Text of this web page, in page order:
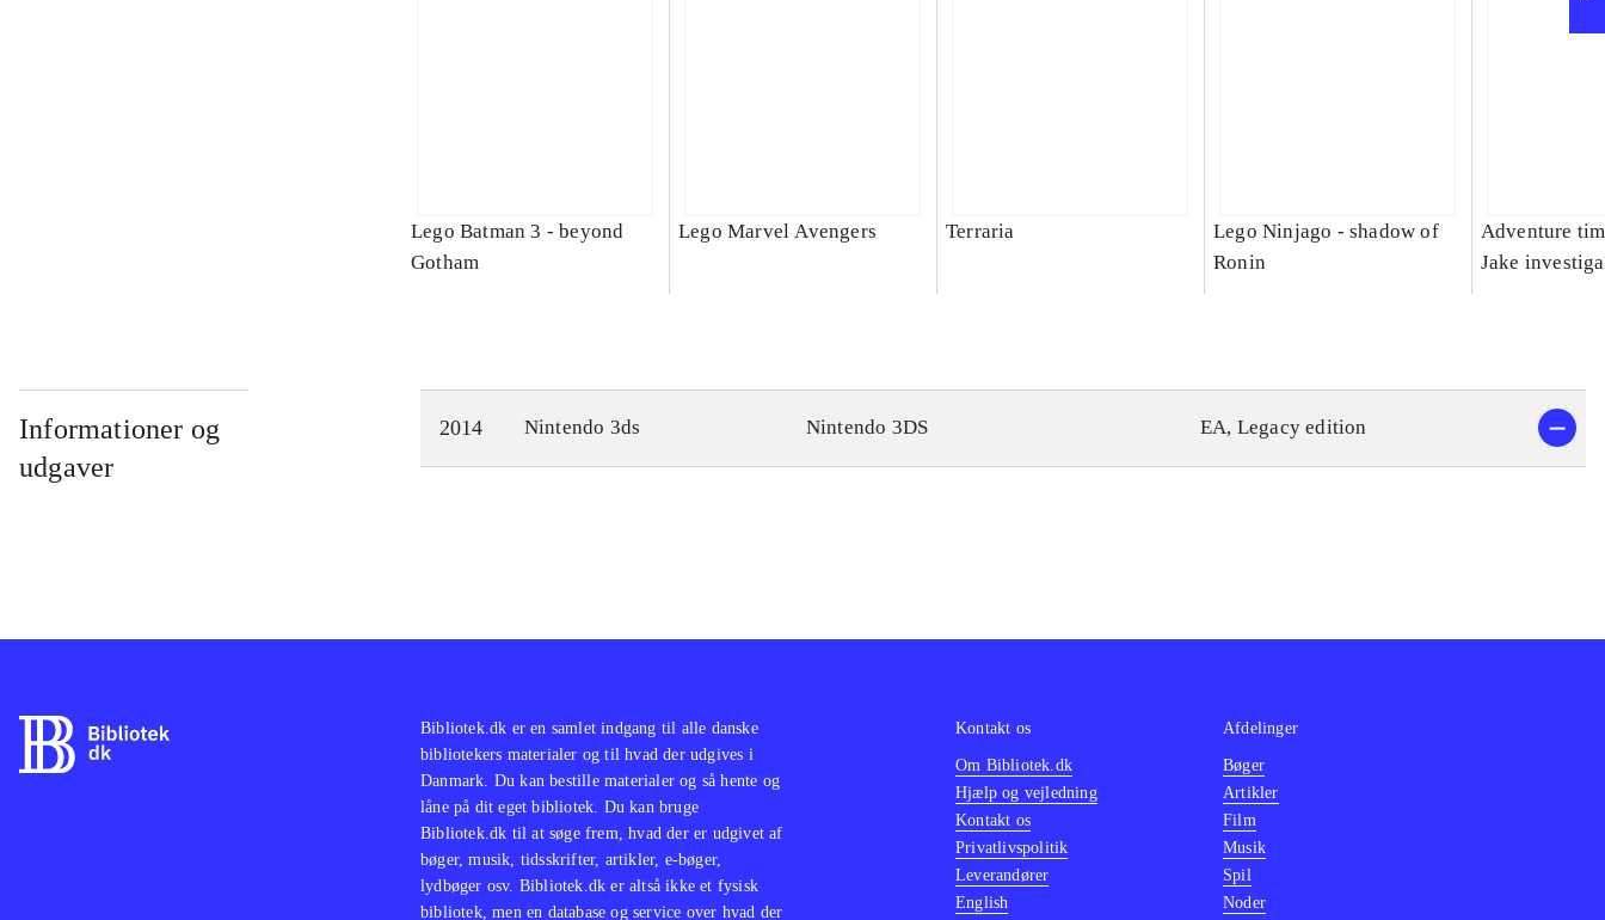
Lego Batman 3 - beyond
Gotham
Lego Marvel Avengers Terraria
Lego Ninjago - shadow of
Ronin
Adventure
Jake
Informationer og
udgaver
2014 Nintendo 3ds Nintendo 3DS EA, Legacy edition
Bibliotek.dk er en samlet indgang til alle danske
bibliotekers materialer og til hvad der udgives i
Danmark. Du kan bestille materialer og så hente og
låne på dit eget bibliotek. Du kan bruge
Bibliotek.dk til at søge frem, hvad der er udgivet af
bøger, musik, tidsskrifter, artikler, e-bøger,
lydbøger osv. Bibliotek.dk er altså ikke et fysisk
bibliotek, men en database og service over hvad der
Kontakt os
Om Bibliotek.dk
Hjælp og vejledning
Kontakt os
Privatlivspolitik
Leverandører
English
Afdelinger
Bøger
Artikler
Film
Musik
Spil
Noder